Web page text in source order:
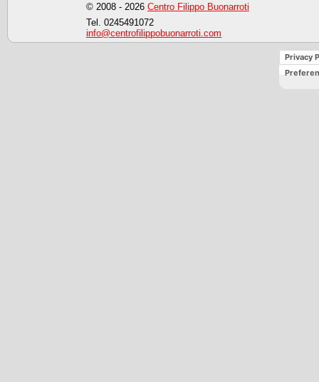
© 2008 - 2026 Centro Filippo Buonarroti
Tel. 0245491072
info@centrofilippobuonarroti.com
Privacy